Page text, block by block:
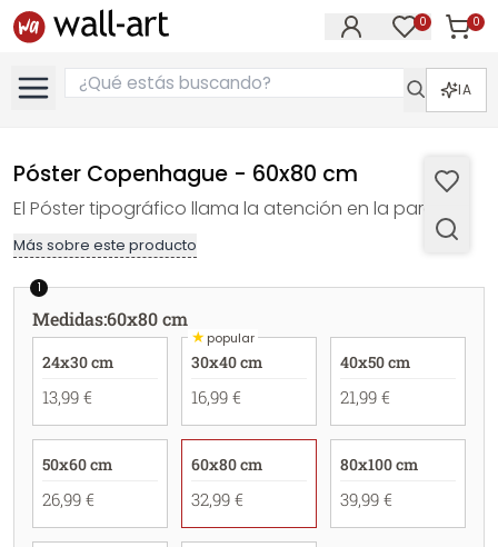
0 0
IA
Póster Copenhague - 60x80 cm
El Póster tipográfico llama la atención en la pared
Más sobre este producto
1
Medidas:60x80 cm
24x30 cm
13,99 €
★popular
30x40 cm
16,99 €
40x50 cm
21,99 €
50x60 cm
26,99 €
60x80 cm
32,99 €
80x100 cm
39,99 €